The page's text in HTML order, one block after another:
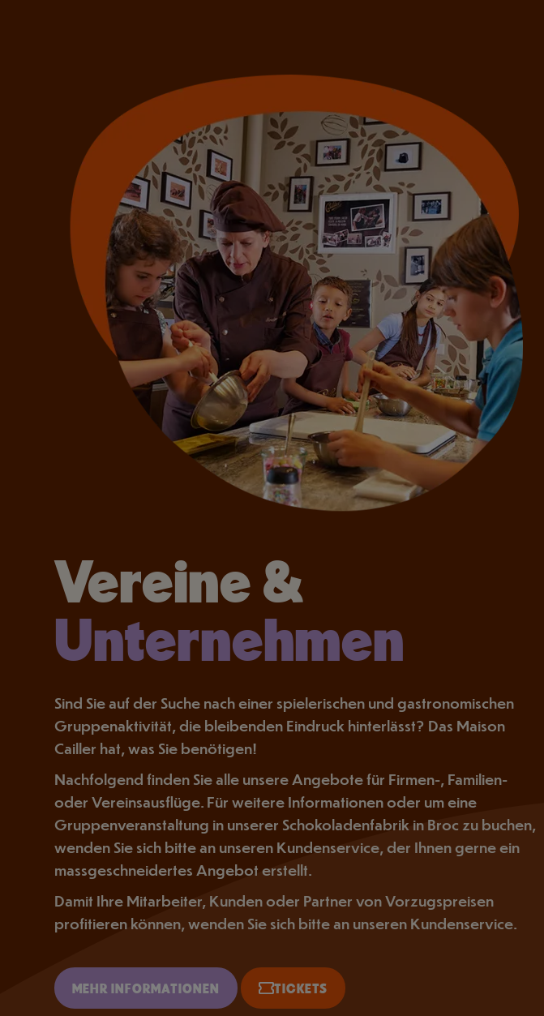
Vereine &
Unternehmen
Sind Sie auf der Suche nach einer spielerischen und gastronomischen
Gruppenaktivität, die bleibenden Eindruck hinterlässt? Das Maison
Cailler hat, was Sie benötigen!
Nachfolgend finden Sie alle unsere Angebote für Firmen-, Familien-
oder Vereinsausflüge. Für weitere Informationen oder um eine
Gruppenveranstaltung in unserer Schokoladenfabrik in Broc zu buchen,
wenden Sie sich bitte an unseren Kundenservice, der Ihnen gerne ein
massgeschneidertes Angebot erstellt.
Damit Ihre Mitarbeiter, Kunden oder Partner von Vorzugspreisen
profitieren können, wenden Sie sich bitte an unseren Kundenservice.
MEHR INFORMATIONEN TICKETS